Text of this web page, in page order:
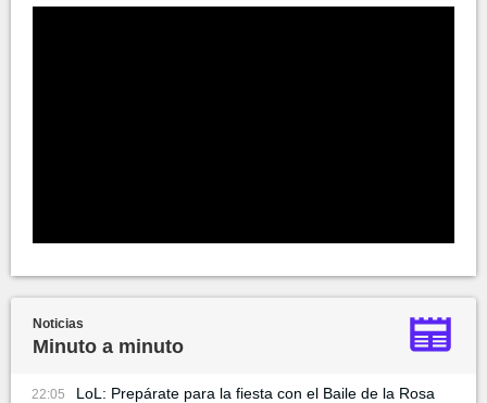
Noticias
Minuto a minuto
22:05
LoL: Prepárate para la fiesta con el Baile de la Rosa